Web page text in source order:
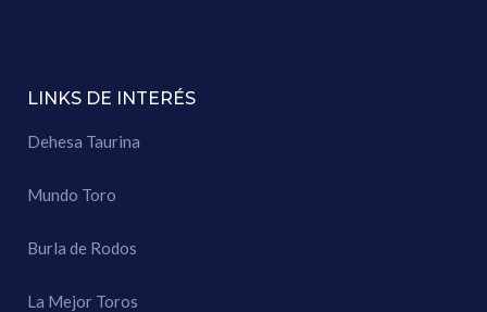
LINKS DE INTERÉS
Dehesa Taurina
Mundo Toro
Burla de Rodos
La Mejor Toros